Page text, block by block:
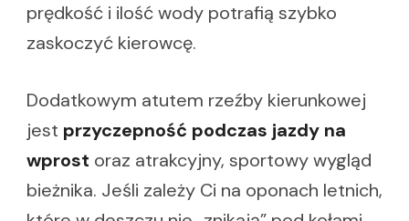
prędkość i ilość wody potrafią szybko
zaskoczyć kierowcę.
Dodatkowym atutem rzeźby kierunkowej
jest przyczepność podczas jazdy na
wprost oraz atrakcyjny, sportowy wygląd
bieżnika. Jeśli zależy Ci na oponach letnich,